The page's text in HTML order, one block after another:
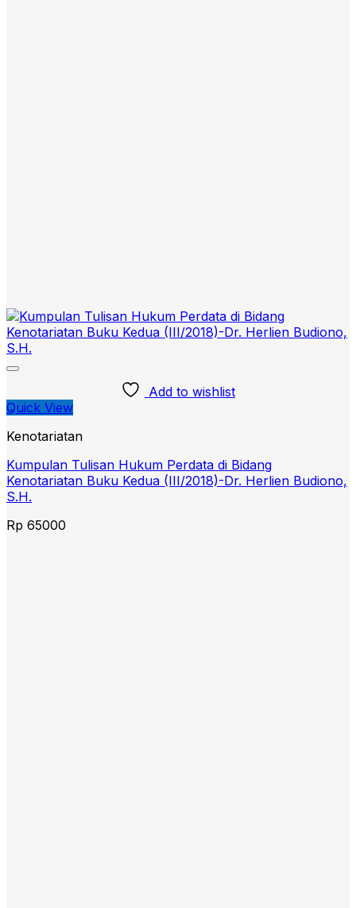
Add to wishlist
Quick View
Kenotariatan
Kumpulan Tulisan Hukum Perdata di Bidang
Kenotariatan Buku Kedua (III/2018)-Dr. Herlien Budiono,
S.H.
Rp 65000